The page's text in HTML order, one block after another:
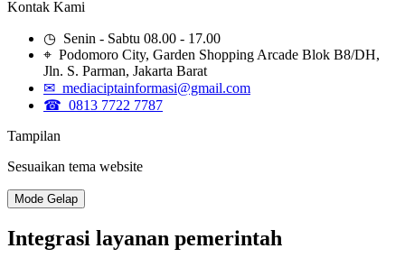
Kontak Kami
◷ Senin - Sabtu 08.00 - 17.00
⌖ Podomoro City, Garden Shopping Arcade Blok B8/DH,
Jln. S. Parman, Jakarta Barat
✉ mediaciptainformasi@gmail.com
☎ 0813 7722 7787
Tampilan
Sesuaikan tema website
Mode Gelap
Integrasi layanan pemerintah